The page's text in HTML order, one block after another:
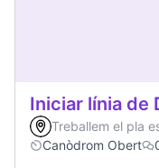
Iniciar línia de
Treballem el pla
Canòdrom Obert